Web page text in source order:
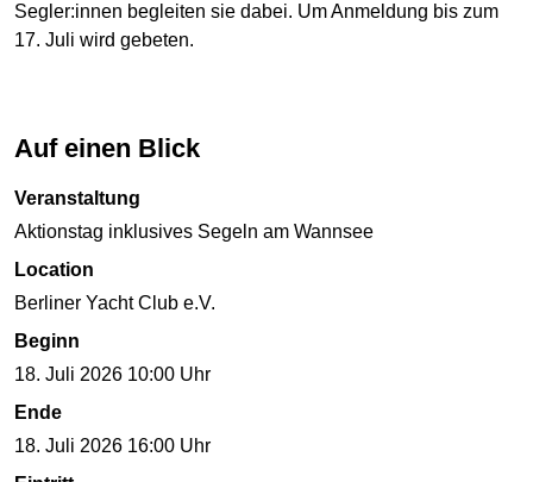
Segler:innen begleiten sie dabei. Um Anmeldung bis zum
17. Juli wird gebeten.
Auf einen Blick
Veranstaltung
Aktionstag inklusives Segeln am Wannsee
Location
Berliner Yacht Club e.V.
Beginn
18. Juli 2026 10:00 Uhr
Ende
18. Juli 2026 16:00 Uhr